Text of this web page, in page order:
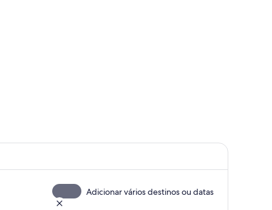
Adicionar vários destinos ou datas